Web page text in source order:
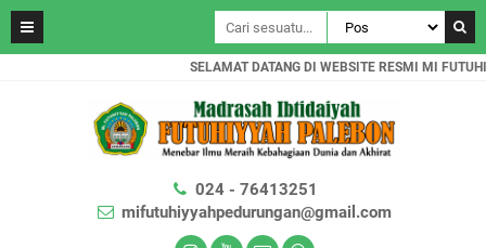
SELAMAT DATANG DI WEBSITE RESMI MI
024 - 76413251
mifutuhiyyahpedurungan@gmail.com